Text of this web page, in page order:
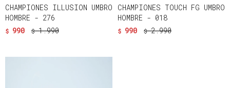
CHAMPIONES ILLUSION UMBRO
HOMBRE - 276
$ 990 $ 1.990
CHAMPIONES TOUCH FG UMBRO
HOMBRE - 018
$ 990 $ 2.990